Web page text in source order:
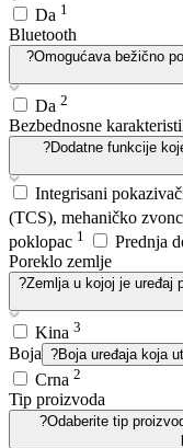
Da 1
Bluetooth
?Omogućava bežično
Da 2
Bezbednosne
?Dodatne funkcije
Integrisani
(TCS), mehaničko
poklopac 1 Prednja
Poreklo zemlje
?Zemlja u kojoj je uređaj
Kina 3
Boja ?Boja uređaja koja
Crna 2
Tip proizvoda
?Odaberite tip